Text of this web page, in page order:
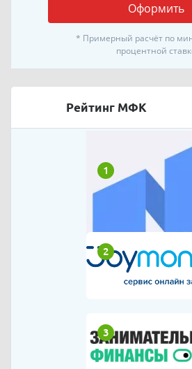
Оформить
* Примерный расчёт по
процентной
Рейтинг МФК
1
2
3